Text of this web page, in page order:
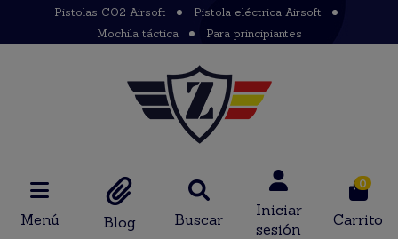
Pistolas CO2 Airsoft
Pistola eléctrica Airsoft
Mochila táctica
Para principiantes
Menú Blog Buscar
Iniciar
sesión
0
Carrito